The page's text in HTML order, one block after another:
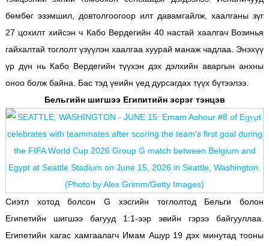
бөмбөг эзэмшил, довтолгоогоор илт давамгайлж, хаалганы зүг
27 цохилт хийсэн ч Кабо Вердегийн 40 настай хаалгач Возинья
гайхалтай тоглолт үзүүлэн хаалгаа хуурай манаж чадлаа. Энэхүү
үр дүн нь Кабо Вердегийн түүхэн дэх дэлхийн аваргын анхны
оноо болж байна. Бас тэд үеийн үед дурсагдах түүх бүтээлээ.
Бельгийн шигшээ Египитийн эсрэг тэнцэв
Сиэтл хотод болсон G хэсгийн тоглолтод Бельги болон
Египетийн шигшээ багууд 1:1-ээр эвийн гэрээ байгууллаа.
Египетийн хагас хамгаалагч Имам Ашур 19 дэх минутад тооны